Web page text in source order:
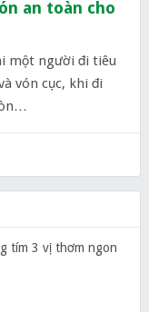
an toàn cho
một người đi tiêu
vón cục, khi đi
tím 3 vị thơm ngon